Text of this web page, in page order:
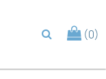
(0)